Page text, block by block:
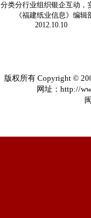
类分行业组织银企互动
编辑
版权所有 Copyright ©
网址：http://